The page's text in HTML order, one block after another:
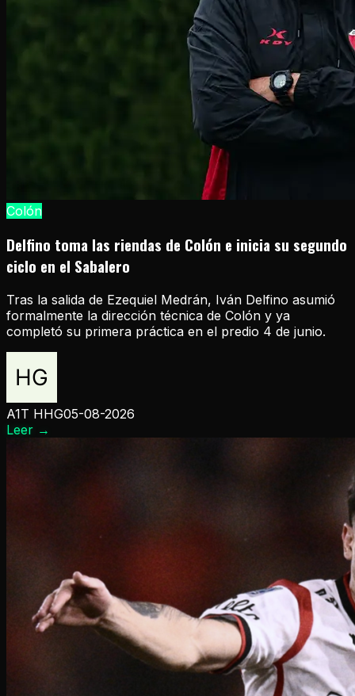
Colón
Delfino toma las riendas de Colón e inicia su segundo
ciclo en el Sabalero
Tras la salida de Ezequiel Medrán, Iván Delfino asumió
formalmente la dirección técnica de Colón y ya
completó su primera práctica en el predio 4 de junio.
A1T HHG05-08-2026
Leer →